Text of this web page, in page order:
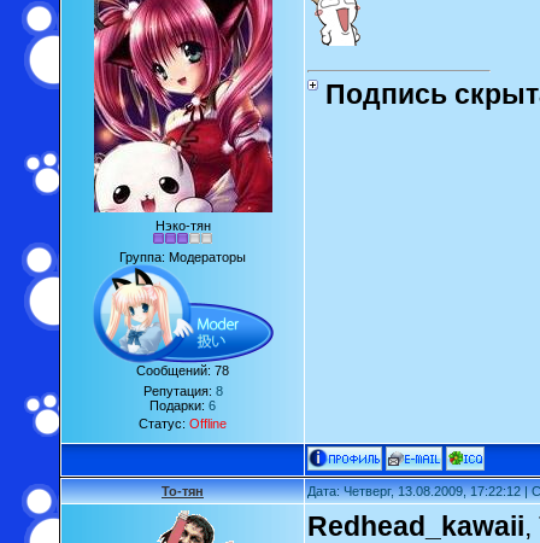
Нэко-тян
Группа: Модераторы
Сообщений: 78
Репутация: 8
Подарки: 6
Статус: Offline
Подпись
То-тян Дата: Четверг, 13.08.2009, 17:22:12 |
Redhead_kawaii,